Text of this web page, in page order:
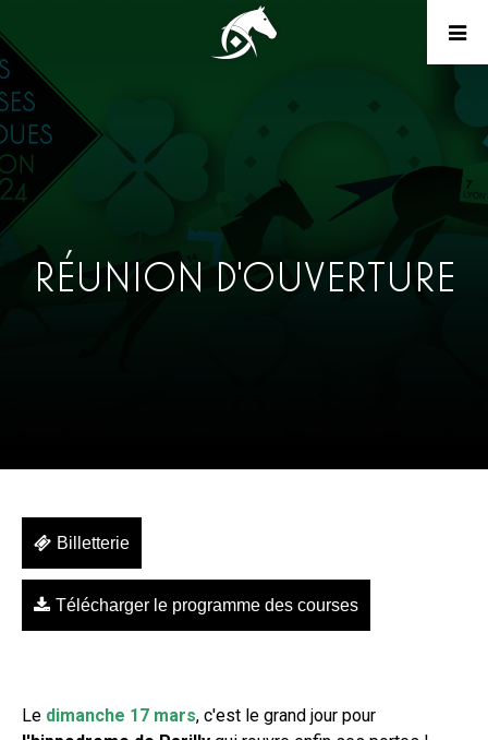
RÉUNION D'OUVERTURE
Billetterie
Télécharger le programme des courses
Le dimanche 17 mars, c'est le grand jour pour